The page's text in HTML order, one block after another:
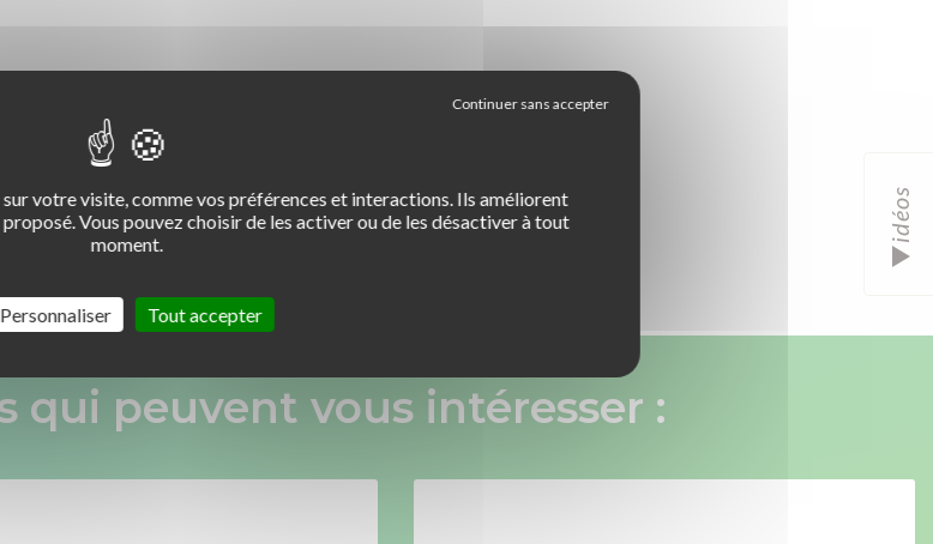
qui peuvent vous intéresser :
idéos
votre visite, comme vos préférences et interactions. Ils améliorent
Vous pouvez choisir de les activer ou de les désactiver à tout
moment.
Tout accepter
Personnaliser